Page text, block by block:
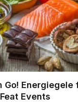
Go! Energiegele
Events